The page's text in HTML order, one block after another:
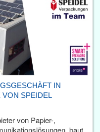
IN
SPEIDEL
von Papier-,
baut